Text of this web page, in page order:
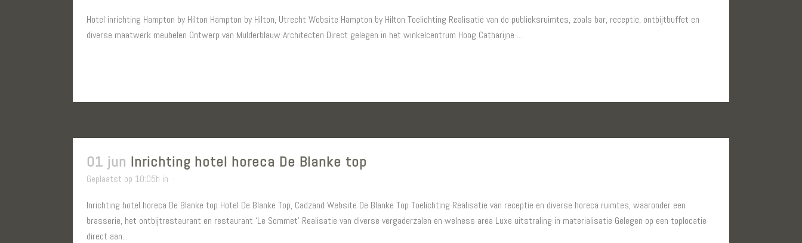
Hotel inrichting Hampton by Hilton Hampton by Hilton, Utrecht Website Hampton by Hilton Toelichting Realisatie van de publieksruimtes, zoals bar, receptie, ontbijtbuffet en
diverse maatwerk meubelen Ontwerp van Mulderblauw Architecten Direct gelegen in het winkelcentrum Hoog Catharijne ...
01 jun Inrichting hotel horeca De Blanke top
Geplaatst op 10:05h in
Inrichting hotel horeca De Blanke top Hotel De Blanke Top, Cadzand Website De Blanke Top Toelichting Realisatie van receptie en diverse horeca ruimtes, waaronder een
brasserie, het ontbijtrestaurant en restaurant ‘Le Sommet’ Realisatie van diverse vergaderzalen en welness area Luxe uitstraling in materialisatie Gelegen op een toplocatie
direct aan...